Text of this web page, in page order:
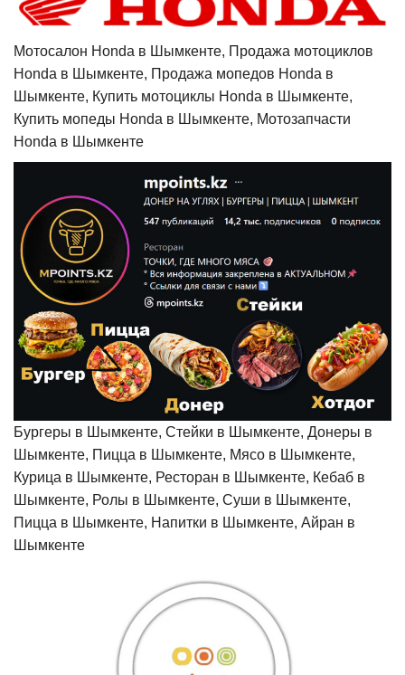
Мотосалон Honda в Шымкенте, Продажа мотоциклов
Honda в Шымкенте, Продажа мопедов Honda в
Шымкенте, Купить мотоциклы Honda в Шымкенте,
Купить мопеды Honda в Шымкенте, Мотозапчасти
Honda в Шымкенте
Бургеры в Шымкенте, Стейки в Шымкенте, Донеры в
Шымкенте, Пицца в Шымкенте, Мясо в Шымкенте,
Курица в Шымкенте, Ресторан в Шымкенте, Кебаб в
Шымкенте, Ролы в Шымкенте, Суши в Шымкенте,
Пицца в Шымкенте, Напитки в Шымкенте, Айран в
Шымкенте